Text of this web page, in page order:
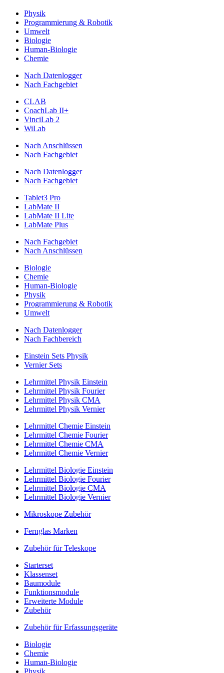
Physik
Programmierung & Robotik
Umwelt
Biologie
Human-Biologie
Chemie
Nach Datenlogger
Nach Fachgebiet
CLAB
CoachLab II+
VinciLab 2
WiLab
Nach Anschlüssen
Nach Fachgebiet
Nach Datenlogger
Nach Fachgebiet
Tablet3 Pro
LabMate II
LabMate II Lite
LabMate Plus
Nach Fachgebiet
Nach Anschlüssen
Biologie
Chemie
Human-Biologie
Physik
Programmierung & Robotik
Umwelt
Nach Datenlogger
Nach Fachbereich
Einstein Sets Physik
Vernier Sets
Lehrmittel Physik Einstein
Lehrmittel Physik Fourier
Lehrmittel Physik CMA
Lehrmittel Physik Vernier
Lehrmittel Chemie Einstein
Lehrmittel Chemie Fourier
Lehrmittel Chemie CMA
Lehrmittel Chemie Vernier
Lehrmittel Biologie Einstein
Lehrmittel Biologie Fourier
Lehrmittel Biologie CMA
Lehrmittel Biologie Vernier
Mikroskope Zubehör
Fernglas Marken
Zubehör für Teleskope
Starterset
Klassenset
Baumodule
Funktionsmodule
Erweiterte Module
Zubehör
Zubehör für Erfassungsgeräte
Biologie
Chemie
Human-Biologie
Physik